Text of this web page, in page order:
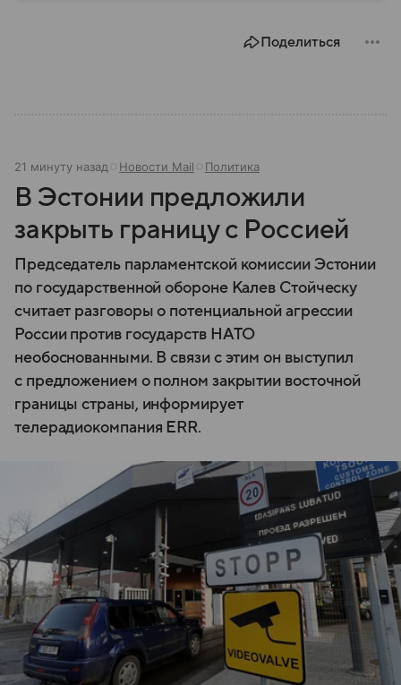
Поделиться
21 минуту назад Новости Mail Политика
В Эстонии предложили
закрыть границу с Россией
Председатель парламентской комиссии Эстонии
по государственной обороне Калев Стойческу
считает разговоры о потенциальной агрессии
России против государств НАТО
необоснованными. В связи с этим он выступил
с предложением о полном закрытии восточной
границы страны, информирует
телерадиокомпания ERR.